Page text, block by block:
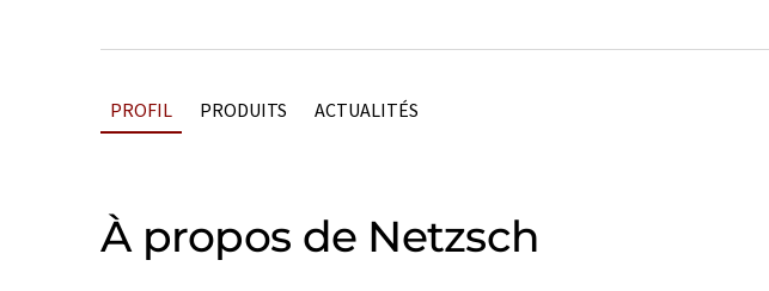
PROFIL PRODUITS ACTUALITÉS
À propos de Netzsch